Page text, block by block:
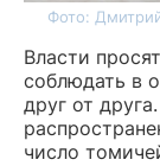
Фото:
Власти
соблюдать в
друг от
число